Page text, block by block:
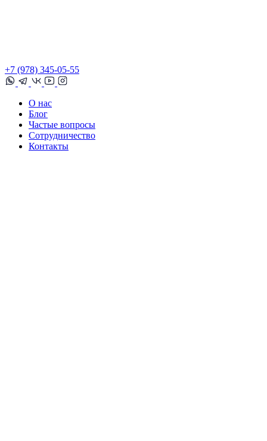
+7 (978) 345-05-55
О нас
Блог
Частые вопросы
Сотрудничество
Контакты